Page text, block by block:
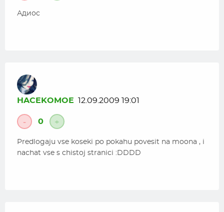
Адиос
HACEKOMOE 12.09.2009 19:01
- 0 +
Predlogaju vse koseki po pokahu povesit na moona , i
nachat vse s chistoj stranici :DDDD